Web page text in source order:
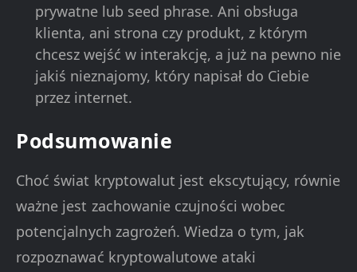
prywatne lub seed phrase. Ani obsługa
klienta, ani strona czy produkt, z którym
chcesz wejść w interakcję, a już na pewno nie
jakiś nieznajomy, który napisał do Ciebie
przez internet.
Podsumowanie
Choć świat kryptowalut jest ekscytujący, równie
ważne jest zachowanie czujności wobec
potencjalnych zagrożeń. Wiedza o tym, jak
rozpoznawać kryptowalutowe ataki